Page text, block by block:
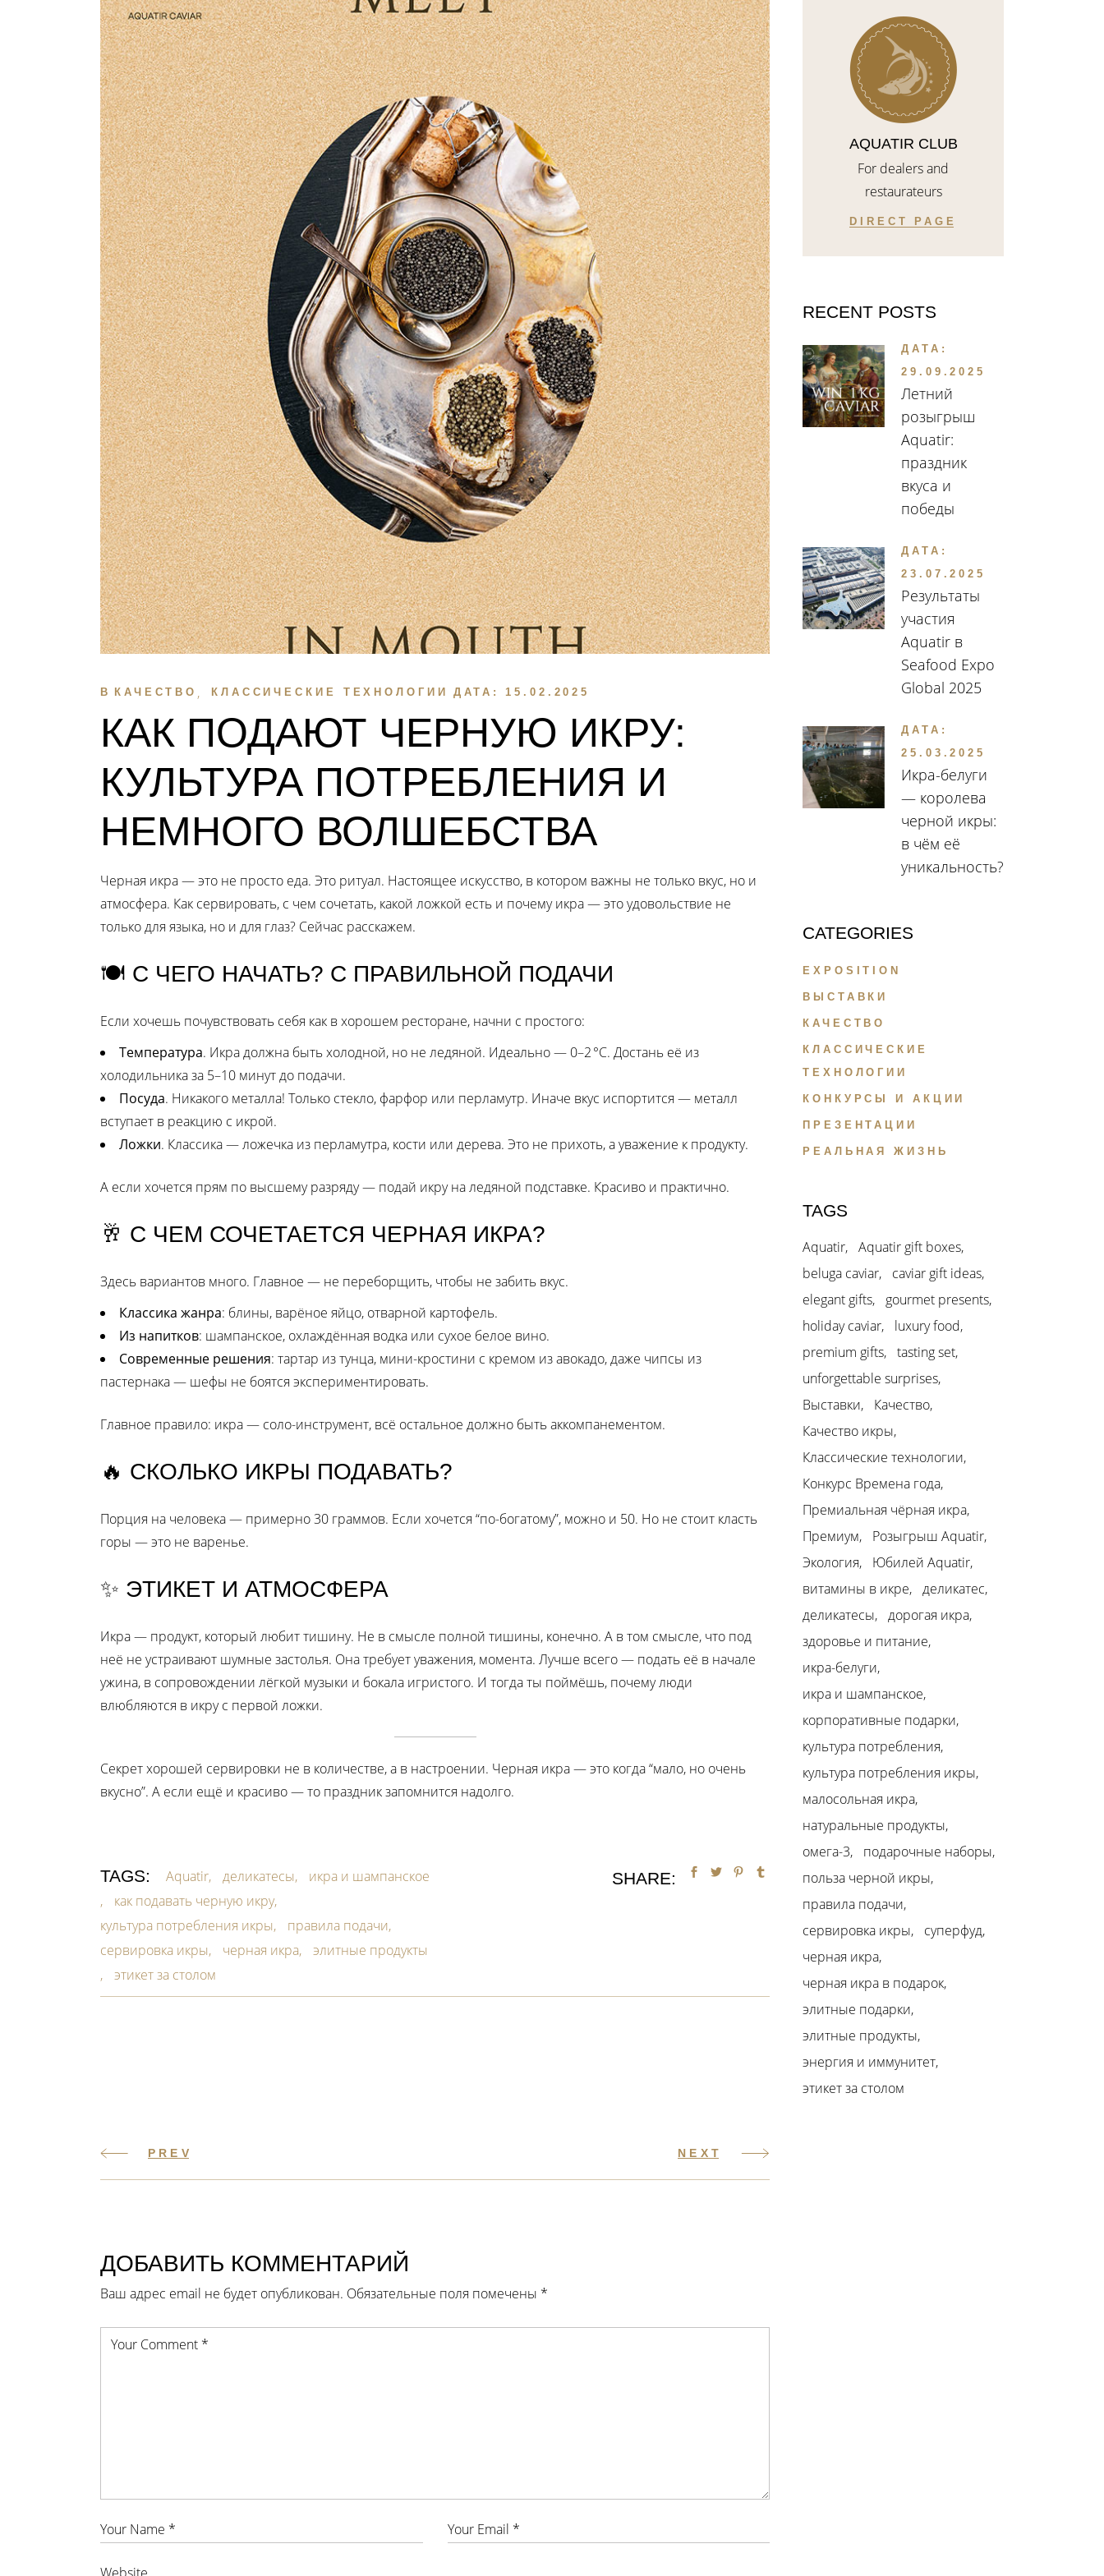
В КАЧЕСТВО КЛАССИЧЕСКИЕ ТЕХНОЛОГИИ ДАТА: 15.02.2025
КАК ПОДАЮТ ЧЕРНУЮ ИКРУ:
КУЛЬТУРА ПОТРЕБЛЕНИЯ И
НЕМНОГО ВОЛШЕБСТВА
Черная икра — это не просто еда. Это ритуал. Настоящее искусство, в котором важны не только вкус, но и
атмосфера. Как сервировать, с чем сочетать, какой ложкой есть и почему икра — это удовольствие не
только для языка, но и для глаз? Сейчас расскажем.
🍽 С ЧЕГО НАЧАТЬ? С ПРАВИЛЬНОЙ ПОДАЧИ
Если хочешь почувствовать себя как в хорошем ресторане, начни с простого:
Температура. Икра должна быть холодной, но не ледяной. Идеально — 0–2 °C. Достань её из
холодильника за 5–10 минут до подачи.
Посуда. Никакого металла! Только стекло, фарфор или перламутр. Иначе вкус испортится — металл
вступает в реакцию с икрой.
Ложки. Классика — ложечка из перламутра, кости или дерева. Это не прихоть, а уважение к продукту.
А если хочется прям по высшему разряду — подай икру на ледяной подставке. Красиво и практично.
🥂 С ЧЕМ СОЧЕТАЕТСЯ ЧЕРНАЯ ИКРА?
Здесь вариантов много. Главное — не переборщить, чтобы не забить вкус.
Классика жанра: блины, варёное яйцо, отварной картофель.
Из напитков: шампанское, охлаждённая водка или сухое белое вино.
Современные решения: тартар из тунца, мини-кростини с кремом из авокадо, даже чипсы из
пастернака — шефы не боятся экспериментировать.
Главное правило: икра — соло-инструмент, всё остальное должно быть аккомпанементом.
🔥 СКОЛЬКО ИКРЫ ПОДАВАТЬ?
Порция на человека — примерно 30 граммов. Если хочется “по-богатому”, можно и 50. Но не стоит класть
горы — это не варенье.
✨ ЭТИКЕТ И АТМОСФЕРА
Икра — продукт, который любит тишину. Не в смысле полной тишины, конечно. А в том смысле, что под
неё не устраивают шумные застолья. Она требует уважения, момента. Лучше всего — подать её в начале
ужина, в сопровождении лёгкой музыки и бокала игристого. И тогда ты поймёшь, почему люди
влюбляются в икру с первой ложки.
Секрет хорошей сервировки не в количестве, а в настроении. Черная икра — это когда “мало, но очень
вкусно”. А если ещё и красиво — то праздник запомнится надолго.
TAGS: Aquatir деликатесы
икра и шампанское
как подавать черную икру
культура потребления икры
правила подачи
сервировка икры
черная икра
элитные продукты
этикет за столом
SHARE:
PREV NEXT
ДОБАВИТЬ КОММЕНТАРИЙ
Ваш адрес email не будет опубликован. Обязательные поля помечены *
AQUATIR CLUB
For dealers and
restaurateurs
DIRECT PAGE
RECENT POSTS
ДАТА:
29.09.2025
Летний
розыгрыш
Aquatir:
праздник
вкуса и
победы
ДАТА:
23.07.2025
Результаты
участия
Aquatir в
Seafood Expo
Global 2025
ДАТА:
25.03.2025
Икра-белуги
— королева
черной икры:
в чём её
уникальность?
CATEGORIES
EXPOSITION
ВЫСТАВКИ
КАЧЕСТВО
КЛАССИЧЕСКИЕ
ТЕХНОЛОГИИ
КОНКУРСЫ И АКЦИИ
ПРЕЗЕНТАЦИИ
РЕАЛЬНАЯ ЖИЗНЬ
TAGS
Aquatir
Aquatir gift boxes
beluga caviar
caviar gift ideas
elegant gifts
gourmet presents
holiday caviar
luxury food
premium gifts
tasting set
unforgettable surprises
Выставки
Качество
Качество икры
Классические технологии
Конкурс Времена года
Премиальная чёрная икра
Премиум
Розыгрыш Aquatir
Экология
Юбилей Aquatir
витамины в икре
деликатес
деликатесы
дорогая икра
здоровье и питание
икра-белуги
икра и шампанское
корпоративные подарки
культура потребления
культура потребления икры
малосольная икра
натуральные продукты
омега-3
подарочные наборы
польза черной икры
правила подачи
сервировка икры
суперфуд
черная икра
черная икра в подарок
элитные подарки
элитные продукты
энергия и иммунитет
этикет за столом